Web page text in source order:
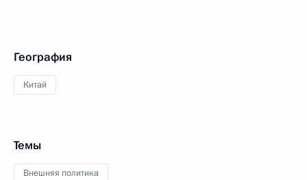
География
Китай
Темы
Внешняя политика